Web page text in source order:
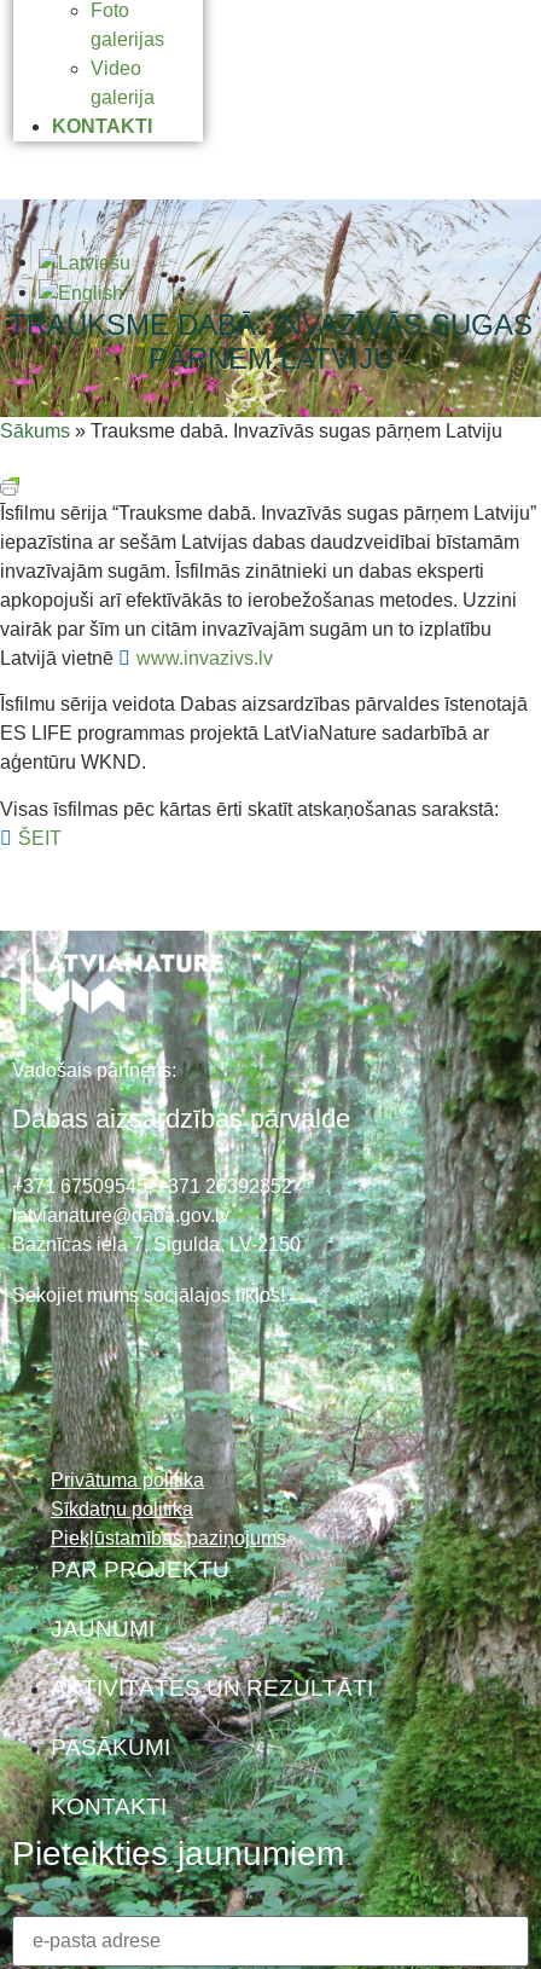
Foto
galerijas
Video
galerija
KONTAKTI
TRAUKSME DABĀ. INVAZĪVĀS SUGAS
PĀRŅEM LATVIJU
Sākums » Trauksme dabā. Invazīvās sugas pārņem Latviju
Īsfilmu sērija “Trauksme dabā. Invazīvās sugas pārņem Latviju”
iepazīstina ar sešām Latvijas dabas daudzveidībai bīstamām
invazīvajām sugām. Īsfilmās zinātnieki un dabas eksperti
apkopojuši arī efektīvākās to ierobežošanas metodes. Uzzini
vairāk par šīm un citām invazīvajām sugām un to izplatību
Latvijā vietnē
www.invazivs.lv
Īsfilmu sērija veidota Dabas aizsardzības pārvaldes īstenotajā
ES LIFE programmas projektā LatViaNature sadarbībā ar
aģentūru WKND.
Visas īsfilmas pēc kārtas ērti skatīt atskaņošanas sarakstā:
ŠEIT
Vadošais partneris:
Dabas aizsardzības pārvalde
+371 67509545,+371 26392352
latvianature@daba.gov.lv
Baznīcas iela 7, Sigulda, LV-2150
Sekojiet mums sociālajos tīklos!
Privātuma politika
Sīkdatņu politika
Piekļūstamības paziņojums
PAR PROJEKTU
JAUNUMI
AKTIVITĀTES UN REZULTĀTI
PASĀKUMI
KONTAKTI
Pieteikties jaunumiem